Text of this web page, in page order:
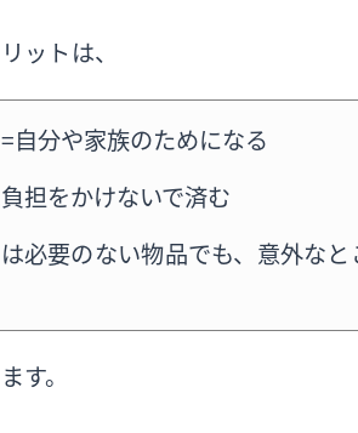
ットは、
自分や家族のためになる
担をかけないで済む
必要のない物品でも、意外な
す。